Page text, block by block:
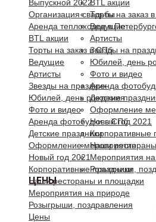
BTL акции
Торты на заказ
Ведущие
Артисты
Звезды на
Юбилей, день
Фото и видео
Аренда
Детские
Оформление
Новый год 2021
Корпоративные
Наши
Мероприятия
Розыгрыши,
ЦЕНЫ
Выпускной 2022
Организация свадьбы
Аренда теплоходов в
BTL акции
Торты на заказ в СПб
Ведущие
Артисты
Звезды на праздник
Юбилей, день рождения
Фото и видео
Аренда фотобудки в СПб
Детские праздники
Оформление мероприятия
Новый год 2021
Корпоративные праздники
Наши рестораны и площадки
Мероприятия на природе
Розыгрыши, поздравления
Цены